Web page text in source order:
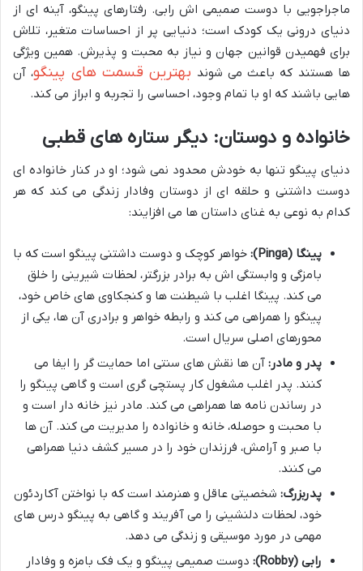
ماجراجویی با دوست صمیمی اش رابی. رفتارهای پینگو، آینه ای از
دنیای درونی یک کودک است؛ دنیایی پر از احساسات متغیر، تلاش
برای فهمیدن قوانین جهان و نیاز به محبت و پذیرش. همین ویژگی
ها هستند که باعث می شوند بهترین قسمت های پینگو، آن
هایی باشند که او با تمام وجود، احساسی را تجربه و ابراز می کند.
خانواده و دوستان: دیگر ستاره های قطبی
دنیای پینگو تنها به خودش محدود نمی شود؛ او در کنار خانواده ای
دوست داشتنی و حلقه ای از دوستان وفادار زندگی می کند که هر
کدام به نوعی به غنای داستان ها می افزایند:
پینگا (Pinga):
خواهر کوچک و دوست داشتنی پینگو است که با
بامزگی و وابستگی اش به برادر بزرگتر، لحظات شیرینی را خلق
می کند. پینگا اغلب با شیطنت ها و کنجکاوی های خاص خود،
پینگو را همراهی می کند و رابطه خواهر و برادری آن ها، یکی از
محورهای اصلی سریال است.
پدر و مادر: آن ها نقش های سنتی اما حمایت گر را ایفا می
کنند. پدر اغلب مشغول کار پستچی گری است و گاهی پینگو را
در رساندن نامه ها همراهی می کند. مادر نیز خانه دار است و
با محبت و حوصله، خانه و خانواده را مدیریت می کند. آن ها
با صبر و آرامش، فرزندان خود را در مسیر کشف دنیا همراهی
می کنند.
پدربزرگ: شخصیتی عاقل و هنرمند است که با نواختن آکاردئون
خود، لحظات دلنشینی را می آفریند و گاهی به پینگو درس های
مهمی در مورد موسیقی و زندگی می دهد.
رابی (Robby):
دوست صمیمی پینگو و یک فک بامزه و وفادار